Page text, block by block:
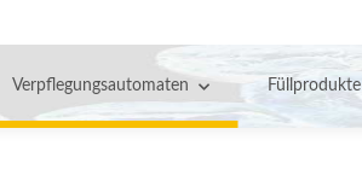
Verpflegungsautomaten Füllprodukte